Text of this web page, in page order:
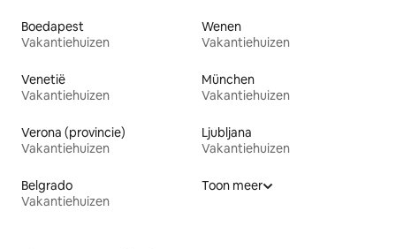
Boedapest
Vakantiehuizen
Wenen
Vakantiehuizen
Venetië
Vakantiehuizen
München
Vakantiehuizen
Verona (provincie)
Vakantiehuizen
Ljubljana
Vakantiehuizen
Belgrado
Vakantiehuizen
Toon meer